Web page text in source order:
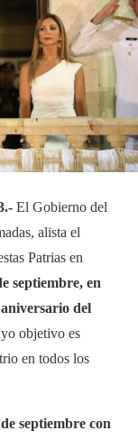
El Gobierno del
alista el
Patrias en
septiembre, en
del
objetivo es
en todos los
septiembre con